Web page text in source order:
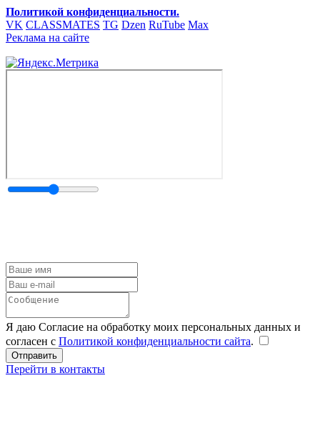
Политикой конфиденциальности.
VK CLASSMATES TG Dzen RuTube Max
Реклама на сайте
Я даю Согласие на обработку моих персональных данных и
согласен с Политикой конфиденциальности сайта.
Перейти в контакты